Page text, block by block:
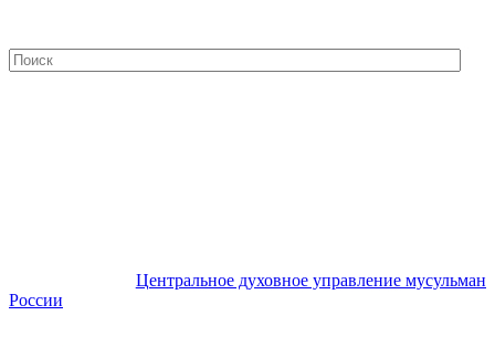
Центральное духовное управление мусульман
России